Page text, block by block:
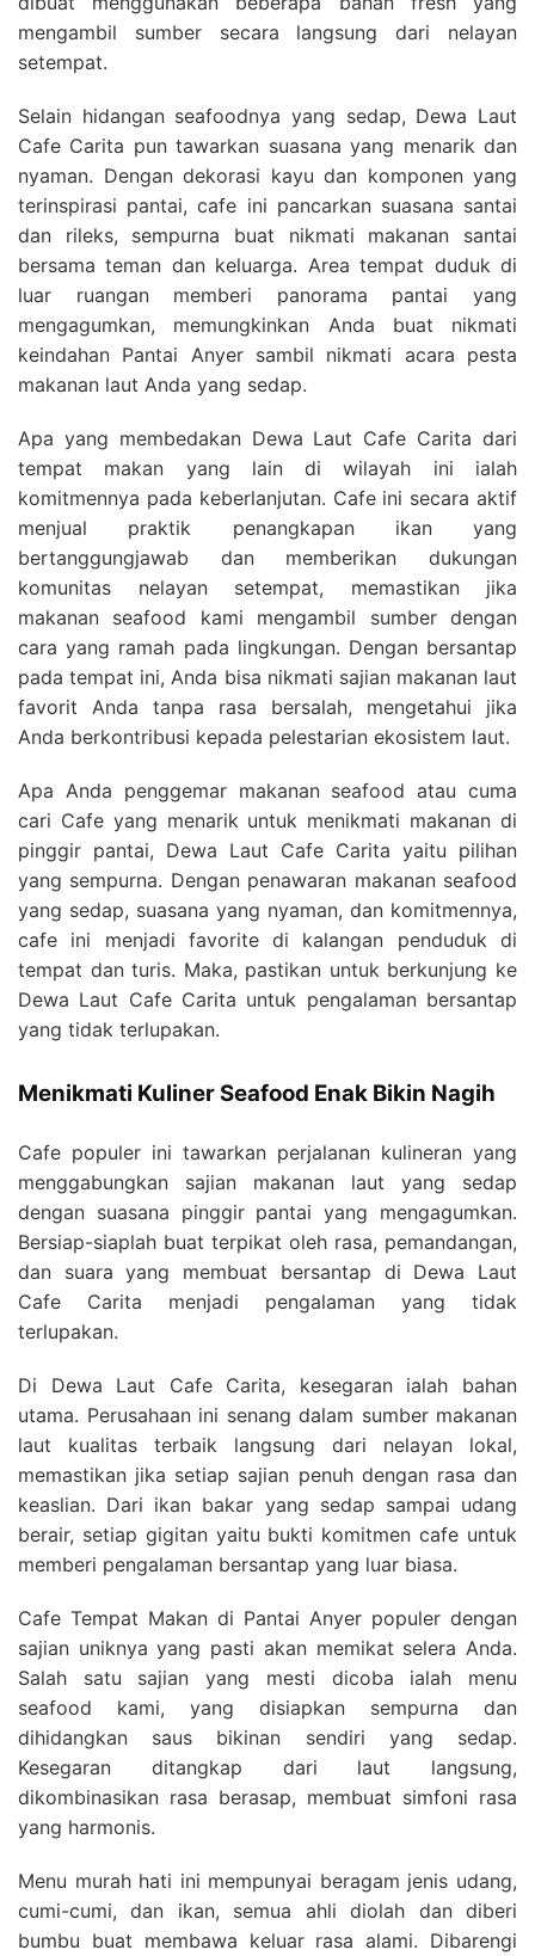
mengambil sumber secara langsung dari nelayan
setempat.
Selain hidangan seafoodnya yang sedap, Dewa Laut
Cafe Carita pun tawarkan suasana yang menarik dan
nyaman. Dengan dekorasi kayu dan komponen yang
terinspirasi pantai, cafe ini pancarkan suasana santai
dan rileks, sempurna buat nikmati makanan santai
bersama teman dan keluarga. Area tempat duduk di
luar ruangan memberi panorama pantai yang
mengagumkan, memungkinkan Anda buat nikmati
keindahan Pantai Anyer sambil nikmati acara pesta
makanan laut Anda yang sedap.
Apa yang membedakan Dewa Laut Cafe Carita dari
tempat makan yang lain di wilayah ini ialah
komitmennya pada keberlanjutan. Cafe ini secara aktif
menjual praktik penangkapan ikan yang
bertanggungjawab dan memberikan dukungan
komunitas nelayan setempat, memastikan jika
makanan seafood kami mengambil sumber dengan
cara yang ramah pada lingkungan. Dengan bersantap
pada tempat ini, Anda bisa nikmati sajian makanan laut
favorit Anda tanpa rasa bersalah, mengetahui jika
Anda berkontribusi kepada pelestarian ekosistem laut.
Apa Anda penggemar makanan seafood atau cuma
cari Cafe yang menarik untuk menikmati makanan di
pinggir pantai, Dewa Laut Cafe Carita yaitu pilihan
yang sempurna. Dengan penawaran makanan seafood
yang sedap, suasana yang nyaman, dan komitmennya,
cafe ini menjadi favorite di kalangan penduduk di
tempat dan turis. Maka, pastikan untuk berkunjung ke
Dewa Laut Cafe Carita untuk pengalaman bersantap
yang tidak terlupakan.
Menikmati Kuliner Seafood Enak Bikin Nagih
Cafe populer ini tawarkan perjalanan kulineran yang
menggabungkan sajian makanan laut yang sedap
dengan suasana pinggir pantai yang mengagumkan.
Bersiap-siaplah buat terpikat oleh rasa, pemandangan,
dan suara yang membuat bersantap di Dewa Laut
Cafe Carita menjadi pengalaman yang tidak
terlupakan.
Di Dewa Laut Cafe Carita, kesegaran ialah bahan
utama. Perusahaan ini senang dalam sumber makanan
laut kualitas terbaik langsung dari nelayan lokal,
memastikan jika setiap sajian penuh dengan rasa dan
keaslian. Dari ikan bakar yang sedap sampai udang
berair, setiap gigitan yaitu bukti komitmen cafe untuk
memberi pengalaman bersantap yang luar biasa.
Cafe Tempat Makan di Pantai Anyer populer dengan
sajian uniknya yang pasti akan memikat selera Anda.
Salah satu sajian yang mesti dicoba ialah menu
seafood kami, yang disiapkan sempurna dan
dihidangkan saus bikinan sendiri yang sedap.
Kesegaran ditangkap dari laut langsung,
dikombinasikan rasa berasap, membuat simfoni rasa
yang harmonis.
Menu murah hati ini mempunyai beragam jenis udang,
cumi-cumi, dan ikan, semua ahli diolah dan diberi
bumbu buat membawa keluar rasa alami. Dibarengi